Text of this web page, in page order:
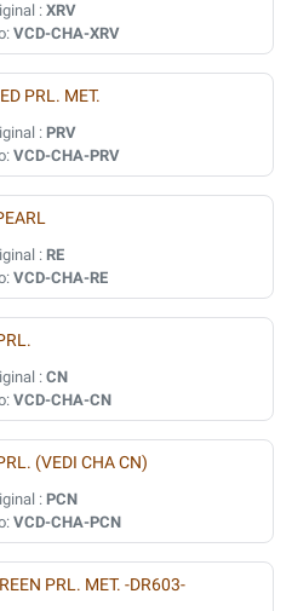
: XRV
VCD-CHA-XRV
PRL. MET.
: PRV
VCD-CHA-PRV
: RE
VCD-CHA-RE
: CN
VCD-CHA-CN
(VEDI CHA CN)
: PCN
VCD-CHA-PCN
PRL. MET. -DR603-